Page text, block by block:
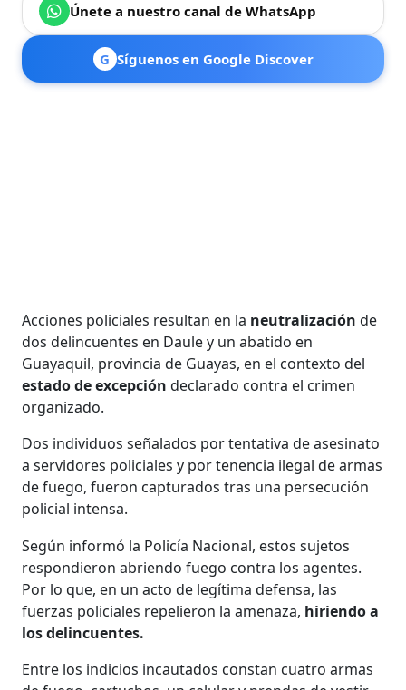
Únete a nuestro canal de WhatsApp
G Síguenos en Google Discover
Acciones policiales resultan en la neutralizaciónde
dos delincuentes en Daule y un abatido en
Guayaquil, provincia de Guayas, en el contexto del
estado de excepcióndeclarado contra el crimen
organizado.
Dos individuos señalados por tentativa de asesinato
a servidores policiales y por tenencia ilegal de armas
de fuego, fueron capturados tras una persecución
policial intensa.
Según informó la Policía Nacional, estos sujetos
respondieron abriendo fuego contra los agentes.
Por lo que, en un acto de legítima defensa, las
fuerzas policiales repelieron la amenaza, hiriendo a
los delincuentes.
Entre los indicios incautados constan cuatro armas